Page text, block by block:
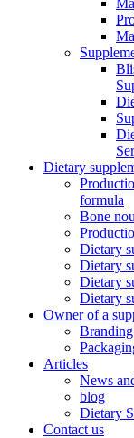
Dietary
formula
Bone
Dietary
Dietary
Dietary
Dietary
Owner of a
Branding
Articles
News
blog
Dietary
Contact us